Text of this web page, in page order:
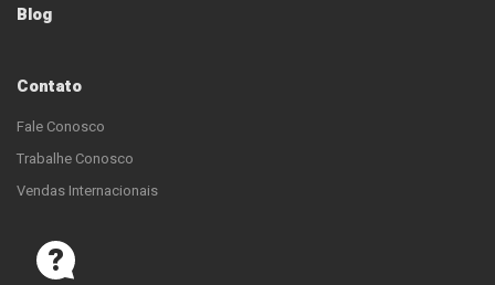
Blog
Contato
Fale Conosco
Trabalhe Conosco
Vendas Internacionais